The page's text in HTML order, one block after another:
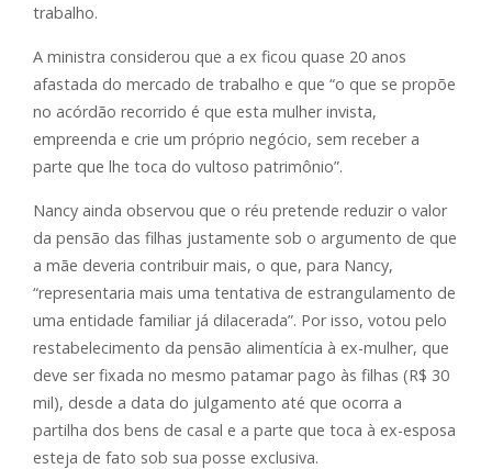
trabalho.
A ministra considerou que a ex ficou quase 20 anos
afastada do mercado de trabalho e que “o que se propõe
no acórdão recorrido é que esta mulher invista,
empreenda e crie um próprio negócio, sem receber a
parte que lhe toca do vultoso patrimônio”.
Nancy ainda observou que o réu pretende reduzir o valor
da pensão das filhas justamente sob o argumento de que
a mãe deveria contribuir mais, o que, para Nancy,
“representaria mais uma tentativa de estrangulamento de
uma entidade familiar já dilacerada”. Por isso, votou pelo
restabelecimento da pensão alimentícia à ex-mulher, que
deve ser fixada no mesmo patamar pago às filhas (R$ 30
mil), desde a data do julgamento até que ocorra a
partilha dos bens de casal e a parte que toca à ex-esposa
esteja de fato sob sua posse exclusiva.